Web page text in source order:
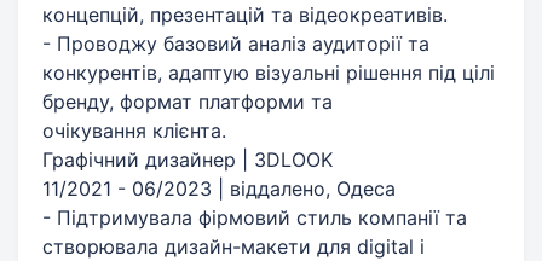
концепцій, презентацій та відеокреативів.
- Проводжу базовий аналіз аудиторії та
конкурентів, адаптую візуальні рішення під цілі
бренду, формат платформи та
очікування клієнта.
Графічний дизайнер | 3DLOOK
11/2021 - 06/2023 | віддалено, Одеса
- Підтримувала фірмовий стиль компанії та
створювала дизайн-макети для digital і